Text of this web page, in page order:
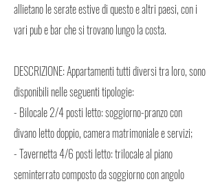
allietano le serate estive di questo e altri paesi, con i
vari pub e bar che si trovano lungo la costa.
DESCRIZIONE: Appartamenti tutti diversi tra loro, sono
disponibili nelle seguenti tipologie:
- Bilocale 2/4 posti letto: soggiorno-pranzo con
divano letto doppio, camera matrimoniale e servizi;
- Tavernetta 4/6 posti letto: trilocale al piano
seminterrato composto da soggiorno con angolo